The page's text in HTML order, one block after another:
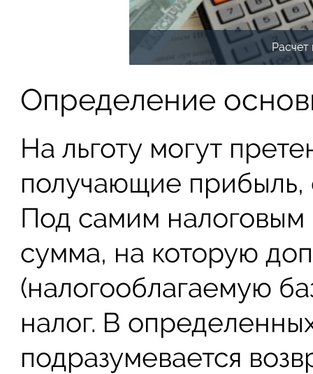
Расчет
Определение
На льготу могут
получающие прибыль,
Под самим налоговым
сумма, на которую
(налогооблагаемую
налог. В
подразумевается